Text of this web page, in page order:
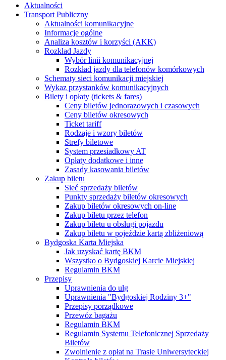
Aktualności
Transport Publiczny
Aktualności komunikacyjne
Informacje ogólne
Analiza kosztów i korzyści (AKK)
Rozkład Jazdy
Wybór linii komunikacyjnej
Rozkład jazdy dla telefonów komórkowych
Schematy sieci komunikacji miejskiej
Wykaz przystanków komunikacyjnych
Bilety i opłaty (tickets & fares)
Ceny biletów jednorazowych i czasowych
Ceny biletów okresowych
Ticket tariff
Rodzaje i wzory biletów
Strefy biletowe
System przesiadkowy AT
Opłaty dodatkowe i inne
Zasady kasowania biletów
Zakup biletu
Sieć sprzedaży biletów
Punkty sprzedaży biletów okresowych
Zakup biletów okresowych on-line
Zakup biletu przez telefon
Zakup biletu u obsługi pojazdu
Zakup biletu w pojeździe kartą zbliżeniową
Bydgoska Karta Miejska
Jak uzyskać kartę BKM
Wszystko o Bydgoskiej Karcie Miejskiej
Regulamin BKM
Przepisy
Uprawnienia do ulg
Uprawnienia "Bydgoskiej Rodziny 3+"
Przepisy porządkowe
Przewóz bagażu
Regulamin BKM
Regulamin Systemu Telefonicznej Sprzedaży
Biletów
Zwolnienie z opłat na Trasie Uniwersyteckiej